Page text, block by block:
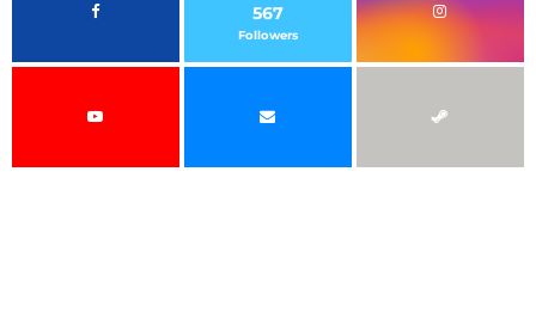
567
Followers